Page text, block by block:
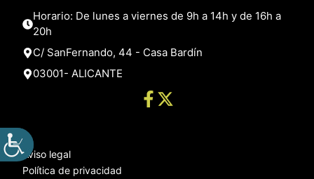
Horario: De lunes a viernes de 9h a 14h y de 16h a
20h
C/ SanFernando, 44 - Casa Bardín
03001- ALICANTE
Aviso legal
Política de privacidad